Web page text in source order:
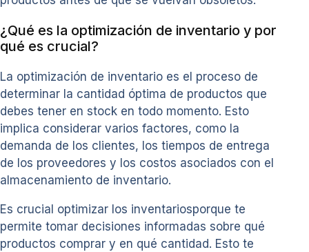
¿Qué es la optimización de inventario y por
qué es crucial?
La optimización de inventario es el proceso de
determinar la cantidad óptima de productos que
debes tener en stock en todo momento. Esto
implica considerar varios factores, como la
demanda de los clientes, los tiempos de entrega
de los proveedores y los costos asociados con el
almacenamiento de inventario.
Es crucial optimizar los inventariosporque te
permite tomar decisiones informadas sobre qué
productos comprar y en qué cantidad. Esto te